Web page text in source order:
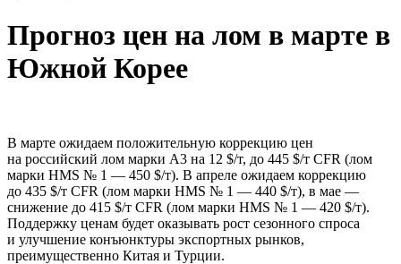
Прогноз цен на лом в марте в
Южной Корее
В марте ожидаем положительную коррекцию цен
на российский лом марки А3 на 12 $/т, до 445 $/т CFR (лом
марки HMS № 1 — 450 $/т). В апреле ожидаем коррекцию
до 435 $/т CFR (лом марки HMS № 1 — 440 $/т), в мае —
снижение до 415 $/т CFR (лом марки HMS № 1 — 420 $/т).
Поддержку ценам будет оказывать рост сезонного спроса
и улучшение конъюнктуры экспортных рынков,
преимущественно Китая и Турции.